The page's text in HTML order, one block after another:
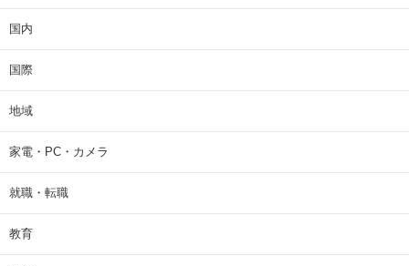
国内
国際
地域
家電・PC・カメラ
就職・転職
教育